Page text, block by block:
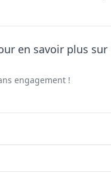
en savoir plus sur
engagement !